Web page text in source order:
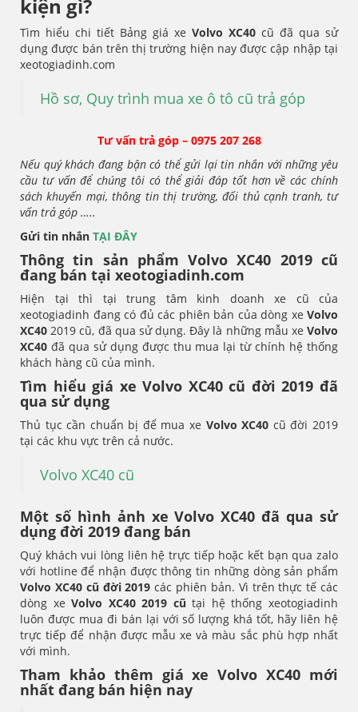
kiện gì?
Tìm hiểu chi tiết Bảng giá xe Volvo XC40 cũ đã qua sử
dụng được bán trên thị trường hiện nay được cập nhập tại
xeotogiadinh.com
Hồ sơ, Quy trình mua xe ô tô cũ trả góp
Tư vấn trả góp – 0975 207 268
Nếu quý khách đang bận có thể gửi lại tin nhắn với những yêu
cầu tư vấn để chúng tôi có thể giải đáp tốt hơn về các chính
sách khuyến mại, thông tin thị trường, đối thủ cạnh tranh, tư
vấn trả góp …..
Gửi tin nhắn TẠI ĐÂY
Thông tin sản phẩm Volvo XC40 2019 cũ
đang bán tại xeotogiadinh.com
Hiện tại thì tại trung tâm kinh doanh xe cũ của
xeotogiadinh đang có đủ các phiên bản của dòng xe Volvo
XC402019 cũ, đã qua sử dụng. Đây là những mẫu xeVolvo
XC40 đã qua sử dụng được thu mua lại từ chính hệ thống
khách hàng cũ của mình.
Tìm hiểu giá xe Volvo XC40 cũ đời 2019 đã
qua sử dụng
Thủ tục cần chuẩn bị để mua xe Volvo XC40 cũ đời 2019
tại các khu vực trên cả nước.
Volvo XC40 cũ
Một số hình ảnh xe Volvo XC40 đã qua sử
dụng đời 2019 đang bán
Quý khách vui lòng liên hệ trực tiếp hoặc kết bạn qua zalo
với hotline để nhận được thông tin những dòng sản phẩm
Volvo XC40 cũ đời 2019 các phiên bản. Vì trên thực tế các
dòng xeVolvo XC40 2019 cũ tại hệ thống xeotogiadinh
luôn được mua đi bán lại với số lượng khá tốt, hãy liên hệ
trực tiếp để nhận được mẫu xe và màu sắc phù hợp nhất
với mình.
Tham khảo thêm giá xe Volvo XC40 mới
nhất đang bán hiện nay